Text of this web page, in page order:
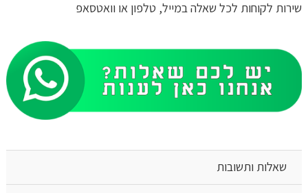
שירות לקוחות לכל שאלה במייל, טלפון או וואטסאפ
שאלות ותשובות